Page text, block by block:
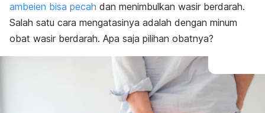
ambeien bisa pecah dan menimbulkan wasir berdarah.
Salah satu cara mengatasinya adalah dengan minum
obat wasir berdarah. Apa saja pilihan obatnya?